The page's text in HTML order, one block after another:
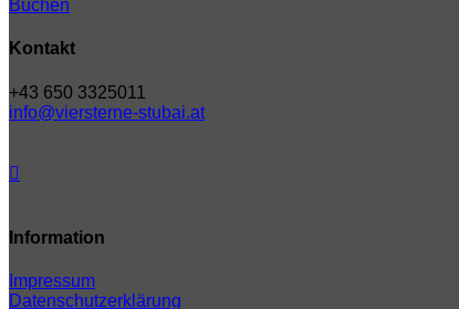
Buchen
Kontakt
+43 650 3325011
info@viersterne-stubai.at
Information
Impressum
Datenschutzerklärung